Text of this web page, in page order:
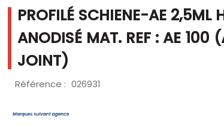
PROFILÉ SCHIENE-AE 2,5ML
ANODISÉ MAT. REF : AE 100
JOINT)
Référence : 026931